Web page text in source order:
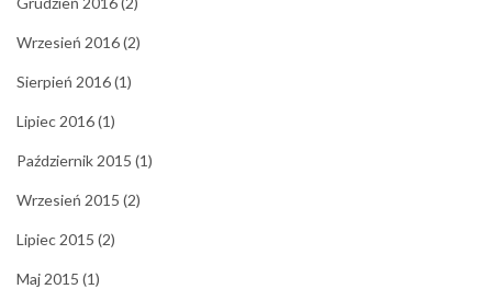
Wrzesień 2016(2)
Sierpień 2016(1)
Lipiec 2016(1)
Październik 2015 (1)
Wrzesień 2015 (2)
Lipiec 2015 (2)
Maj 2015 (1)